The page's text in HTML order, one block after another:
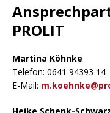
PROLIT
Martina Köhnke
Telefon: 0641 94393 14
E-Mail: